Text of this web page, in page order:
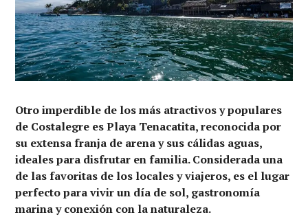
Otro imperdible de los más atractivos y populares
de Costalegre es Playa Tenacatita, reconocida por
su extensa franja de arena y sus cálidas aguas,
ideales para disfrutar en familia. Considerada una
de las favoritas de los locales y viajeros, es el lugar
perfecto para vivir un día de sol, gastronomía
marina y conexión con la naturaleza.